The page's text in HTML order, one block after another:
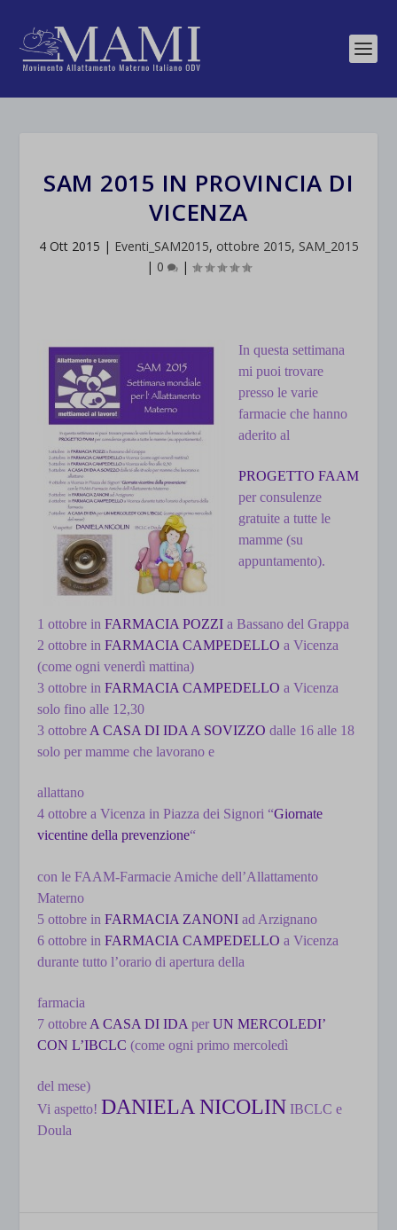
SAM 2015 IN PROVINCIA DI
VICENZA
4 Ott 2015 | Eventi_SAM2015, ottobre 2015, SAM_2015
| 0 |
In questa settimana
mi puoi trovare
presso le varie
farmacie che hanno
aderito al
PROGETTO FAAM
per consulenze
gratuite a tutte le
mamme (su
appuntamento).
1 ottobre inFARMACIA POZZI a Bassano del Grappa
2 ottobre inFARMACIA CAMPEDELLO a Vicenza
(come ogni venerdì mattina)
3 ottobre inFARMACIA CAMPEDELLO a Vicenza
solo fino alle 12,30
3 ottobre A CASA DI IDA A SOVIZZO dalle 16 alle 18
solo per mamme che lavorano e
allattano
4 ottobre a Vicenza in Piazza dei Signori “Giornate
vicentine della prevenzione“
con le FAAM-Farmacie Amiche dell’Allattamento
Materno
5 ottobre inFARMACIA ZANONI ad Arzignano
6 ottobre inFARMACIA CAMPEDELLO a Vicenza
durante tutto l’orario di apertura della
farmacia
7 ottobre A CASA DI IDA perUN MERCOLEDI’
CON L’IBCLC (come ogni primo mercoledì
del mese)
Vi aspetto! DANIELA NICOLIN IBCLC e
Doula